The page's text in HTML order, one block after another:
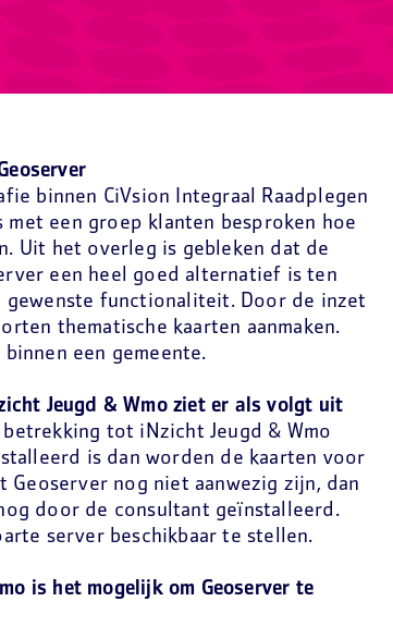
binnen CiVsion Integraal Raadplegen
een groep klanten besproken hoe
Uit het overleg is gebleken dat de
een heel goed alternatief is ten
functionaliteit. Door de inzet
thematische kaarten aanmaken.
een gemeente.
Jeugd & Wmo ziet er als volgt uit
tot iNzicht Jeugd & Wmo
is dan worden de kaarten voor
Geoserver nog niet aanwezig zijn, dan
door de consultant geïnstalleerd.
server beschikbaar te stellen.
is het mogelijk om Geoserver te